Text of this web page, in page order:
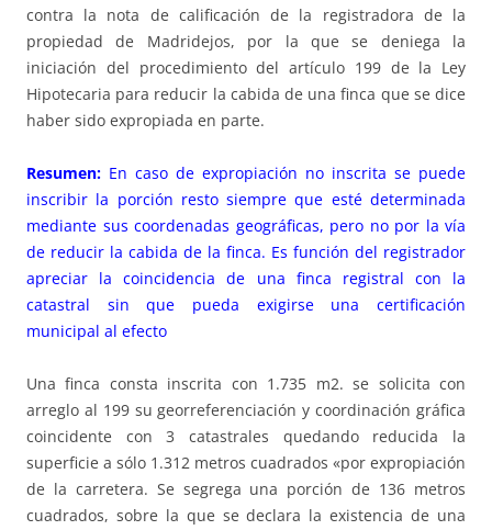
contra la nota de calificación de la registradora de la
propiedad de Madridejos, por la que se deniega la
iniciación del procedimiento del artículo 199 de la Ley
Hipotecaria para reducir la cabida de una finca que se dice
haber sido expropiada en parte.
Resumen: En caso de expropiación no inscrita se puede
inscribir la porción resto siempre que esté determinada
mediante sus coordenadas geográficas, pero no por la vía
de reducir la cabida de la finca. Es función del registrador
apreciar la coincidencia de una finca registral con la
catastral sin que pueda exigirse una certificación
municipal al efecto
Una finca consta inscrita con 1.735 m2. se solicita con
arreglo al 199 su georreferenciación y coordinación gráfica
coincidente con 3 catastrales quedando reducida la
superficie a sólo 1.312 metros cuadrados «por expropiación
de la carretera. Se segrega una porción de 136 metros
cuadrados, sobre la que se declara la existencia de una